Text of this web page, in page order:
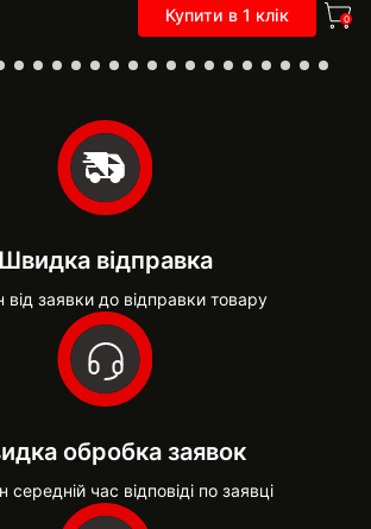
Купити в 1 клік 0
Швидка відправка
від заявки до відправки товару
обробка заявок
середній час відповіді по заявці